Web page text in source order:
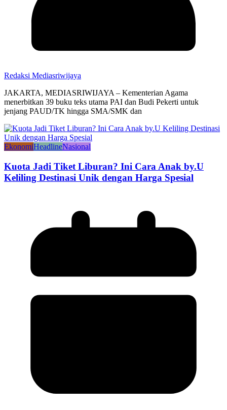
Redaksi Mediasriwijaya
JAKARTA, MEDIASRIWIJAYA – Kementerian Agama
menerbitkan 39 buku teks utama PAI dan Budi Pekerti untuk
jenjang PAUD/TK hingga SMA/SMK dan
EkonomiHeadlineNasional
Kuota Jadi Tiket Liburan? Ini Cara Anak by.U
Keliling Destinasi Unik dengan Harga Spesial